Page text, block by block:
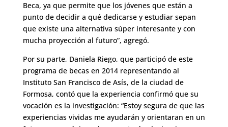
Beca, ya que permite que los jóvenes que están a
punto de decidir a qué dedicarse y estudiar sepan
que existe una alternativa súper interesante y con
mucha proyección al futuro”, agregó.
Por su parte, Daniela Riego, que participó de este
programa de becas en 2014 representando al
Instituto San Francisco de Asís, de la ciudad de
Formosa, contó que la experiencia confirmó que su
vocación es la investigación: “Estoy segura de que las
experiencias vividas me ayudarán y orientaran en un